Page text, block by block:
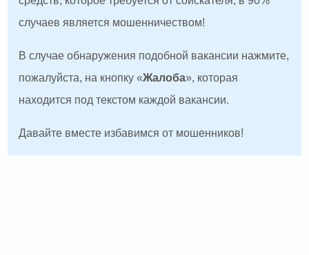
случаев является мошенничеством!
В случае обнаружения подобной вакансии нажмите,
пожалуйста, на кнопку «Жалоба», которая
находится под текстом каждой вакансии.
Давайте вместе избавимся от мошенников!